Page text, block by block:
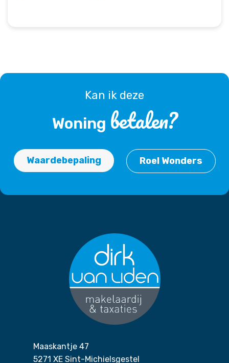
Kan ik deze
Woning betalen?
Waardebepaling Roel Wonders
Maaskantje 47
5271 XE Sint-Michielsgestel